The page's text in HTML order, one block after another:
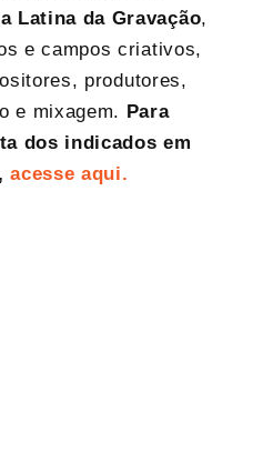
Latina da Gravação,
e campos criativos,
produtores,
e mixagem. Para
dos indicados em
acesse aqui.